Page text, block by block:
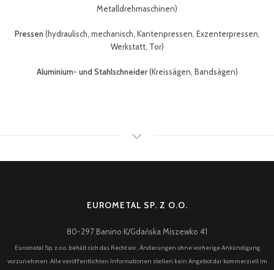
Metalldrehmaschinen)
Pressen(hydraulisch, mechanisch, Kantenpressen, Exzenterpressen,
Werkstatt, Tor)
Aluminium- und Stahlschneider(Kreissägen, Bandsägen)
EUROMETAL SP. Z O.O.
80-297 Banino K/Gdańska Miszewko 41
Eurometal Sp. z o.o. behält sich das Recht vor, Änderungen ohne vorherige Ankündigung
vorzunehmen. Alle veröffentlichten Informationen stellen kein Angebot dar kommerziell im